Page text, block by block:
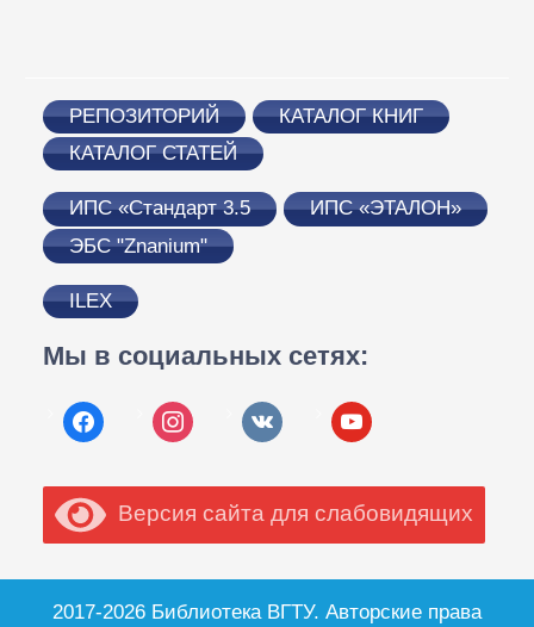
РЕПОЗИТОРИЙ
КАТАЛОГ КНИГ
КАТАЛОГ СТАТЕЙ
ИПС «Стандарт 3.5
ИПС «ЭТАЛОН»
ЭБС "Znanium"
ILEX
Мы в социальных сетях:
facebook instagram vkontakte youtube
Версия сайта для слабовидящих
2017-2026 Библиотека ВГТУ. Авторские права